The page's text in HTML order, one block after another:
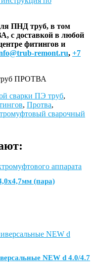
ПНД труб, в том
с доставкой в любой
фитингов и
remont.ru, +7
ПРОТВА
сварки ПЭ труб,
, Протва,
сварочный
(пара)
NEW d 4.0/4.7